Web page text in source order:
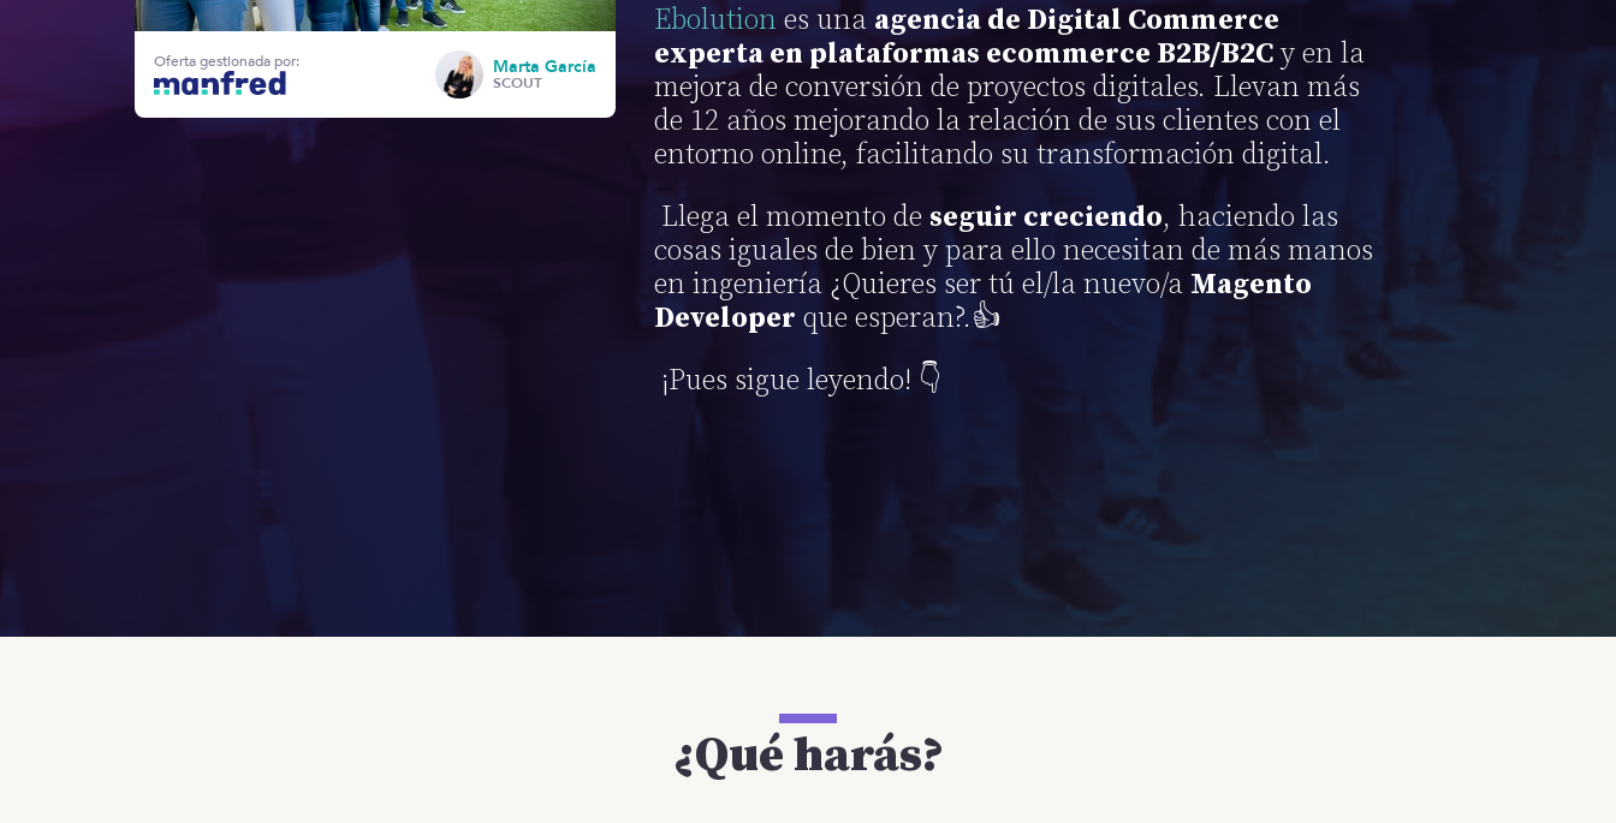
Oferta gestionada por: Marta García
SCOUT
Ebolution es una agencia de Digital Commerce
experta en plataformas ecommerce B2B/B2Cy en la
mejora de conversión de proyectos digitales. Llevan más
de 12 años mejorando la relación de sus clientes con el
entorno online, facilitando su transformación digital.
Llega el momento de seguir creciendo, haciendo las
cosas iguales de bien y para ello necesitan de más manos
en ingeniería ¿Quieres ser tú el/la nuevo/a Magento
Developer que esperan?.👍
¡Pues sigue leyendo! 👇
¿Qué harás?